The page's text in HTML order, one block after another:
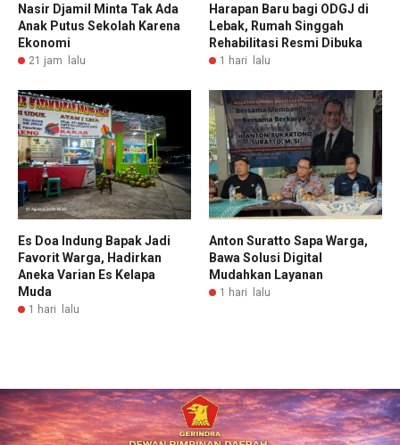
Nasir Djamil Minta Tak Ada
Anak Putus Sekolah Karena
Ekonomi
21 jam lalu
Harapan Baru bagi ODGJ di
Lebak, Rumah Singgah
Rehabilitasi Resmi Dibuka
1 hari lalu
Es Doa Indung Bapak Jadi
Favorit Warga, Hadirkan
Aneka Varian Es Kelapa
Muda
1 hari lalu
Anton Suratto Sapa Warga,
Bawa Solusi Digital
Mudahkan Layanan
1 hari lalu